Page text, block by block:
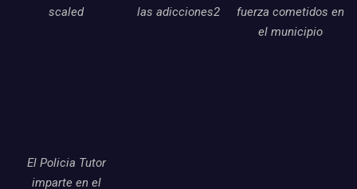
scaled
las adicciones2
fuerza cometidos en
el municipio
El Policia Tutor
imparte en el